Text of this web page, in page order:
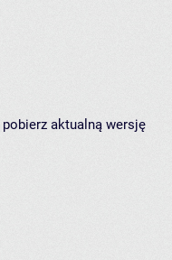
aktualną wersję